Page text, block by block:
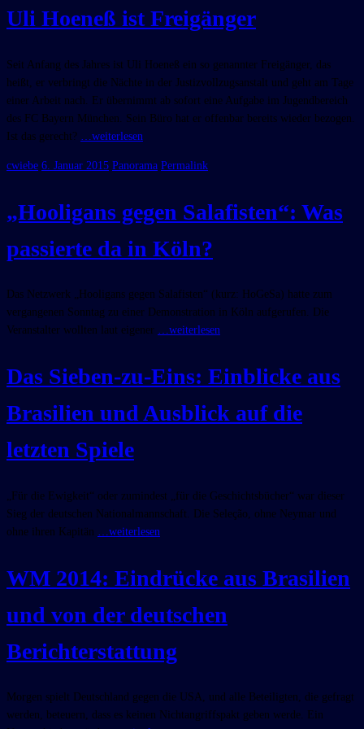
Uli Hoeneß ist Freigänger
Seit Anfang des Jahres ist Uli Hoeneß ein so genannter Freigänger, das
heißt, er verbringt die Nächte in der Justizvollzugsanstalt und geht am Tage
einer Arbeit nach. Er übernimmt ab sofort eine Aufgabe im Jugendbereich
des FC Bayern München. Sein Büro hat er offenbar bereits wieder bezogen.
Ist das gerecht?
…weiterlesen
cwiebe 6. Januar 2015 Panorama Permalink
„Hooligans gegen Salafisten“: Was
passierte da in Köln?
Das Netzwerk „Hooligans gegen Salafisten“ (kurz: HoGeSa) hatte zum
vergangenen Sonntag zu einer Demonstration in Köln aufgerufen. Die
Veranstalter wollten laut eigener …weiterlesen
Das Sieben-zu-Eins: Einblicke aus
Brasilien und Ausblick auf die
letzten Spiele
„Für die Ewigkeit“ oder zumindest „für die Geschichtsbücher“ war dieser
Sieg der deutschen Nationalmannschaft. Die Seleção, ohne Neymar und
ohne ihren Kapitän
…weiterlesen
WM 2014: Eindrücke aus Brasilien
und von der deutschen
Berichterstattung
Morgen spielt Deutschland gegen die USA, und alle Beteiligten, die gefragt
werden, beteuern, dass es keinen Nichtangriffspakt geben werde. Ein